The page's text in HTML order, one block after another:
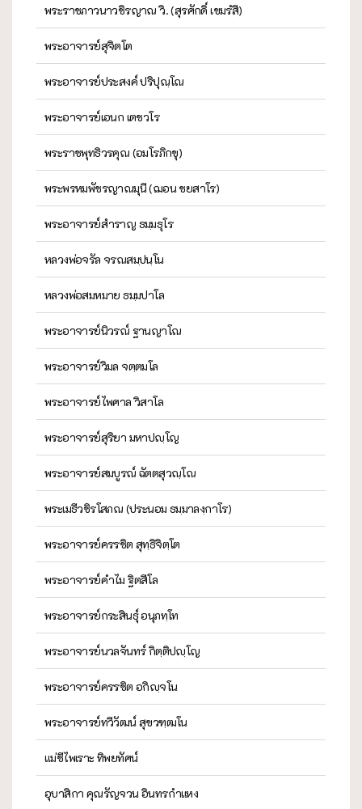
พระราชภาวนาวชิรญาณ วิ. (สุรศักดิ์ เขมรํสี)
พระอาจารย์สุจิตโต
พระอาจารย์ประสงค์ ปริปุณฺโณ
พระอาจารย์เอนก เตชวโร
พระราชพุทธิวรคุณ (อมโรภิกขุ)
พระพรหมพัชรญาณมุนี (ฌอน ชยสาโร)
พระอาจารย์สำราญ ธมฺมธุโร
หลวงพ่อจรัล จรณสมฺปนฺโน
หลวงพ่อสมหมาย ธมฺมปาโล
พระอาจารย์นิวรณ์ ฐานญาโณ
พระอาจารย์วิมล จตฺตมโล
พระอาจารย์ไพศาล วิสาโล
พระอาจารย์สุริยา มหาปญฺโญ
พระอาจารย์สมบูรณ์ ฉัตตสุวณฺโณ
พระเมธีวชิรโสภณ (ประนอม ธมฺมาลงฺกาโร)
พระอาจารย์ครรชิต สุทฺธิจิตฺโต
พระอาจารย์คำไม ฐิตสีโล
พระอาจารย์กระสินธุ์ อนุภทฺโท
พระอาจารย์นวลจันทร์ กิตฺติปญฺโญ
พระอาจารย์ครรชิต อกิญฺจโน
พระอาจารย์ทวีวัฒน์ สุขวฑฺฒโน
แม่ชีไพเราะ ทิพยทัศน์
อุบาสิกา คุณรัญจวน อินทรกำแหง